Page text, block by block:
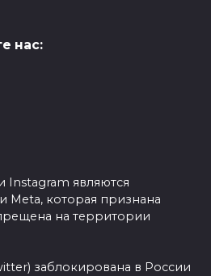
нас:
Instagram являются
Meta, которая признана
на территории
заблокирована в России